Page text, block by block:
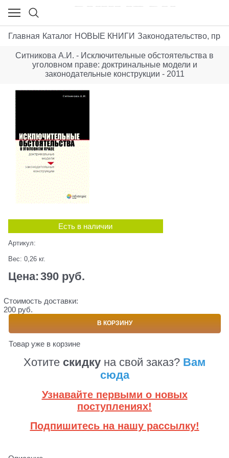
Главная Каталог НОВЫЕ КНИГИ Законодательство,
Ситникова А.И. - Исключительные обстоятельства в
уголовном праве: доктринальные модели и
законодательные конструкции - 2011
Есть в наличии
Артикул:
Вес: 0,26 кг.
Цена:390 руб.
Стоимость доставки:
200 руб.
В КОРЗИНУ
Товар уже в корзине
Хотите скидку на свой заказ? Вам
сюда
Узнавайте первыми о новых
поступлениях!
Подпишитесь на нашу рассылку!